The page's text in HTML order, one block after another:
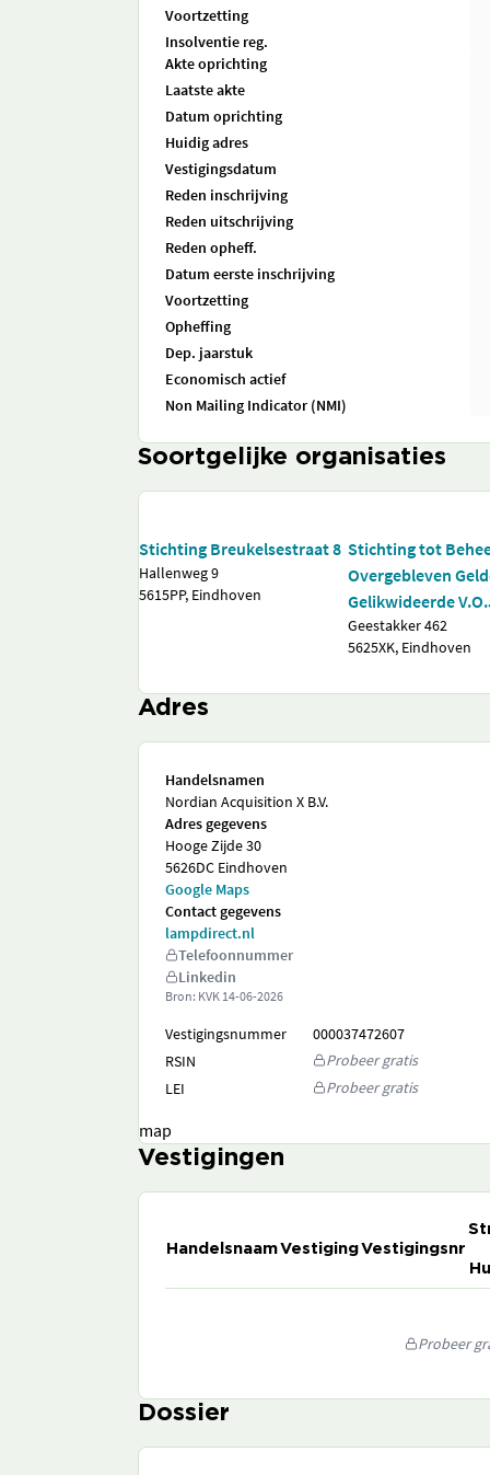
Voortzetting
Insolventie reg.
Akte oprichting
Laatste akte
Datum oprichting
Huidig adres
Vestigingsdatum
Reden inschrijving
Reden uitschrijving
Reden opheff.
Datum eerste inschrijving
Voortzetting
Opheffing
Dep. jaarstuk
Economisch actief
Non Mailing Indicator (NMI)
Soortgelijke organisaties
Stichting Breukelsestraat 8
Hallenweg 9
5615PP, Eindhoven
Stichting tot
Overgebleven
Gelikwideerde
Geestakker 462
5625XK, Eindhoven
Adres
Handelsnamen
Nordian Acquisition X B.V.
Adres gegevens
Hooge Zijde 30
5626DC Eindhoven
Google Maps
Contact gegevens
lampdirect.nl
Telefoonnummer
Linkedin
Bron: KVK 14-06-2026
Vestigingsnummer
000037472607
RSIN
Probeer gratis
LEI
Probeer gratis
map
Vestigingen
HandelsnaamVestigingVestigingsnr
Probeer
Dossier